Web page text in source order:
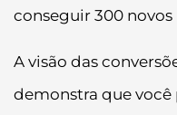
conseguir 300
A visão das
demonstra que você